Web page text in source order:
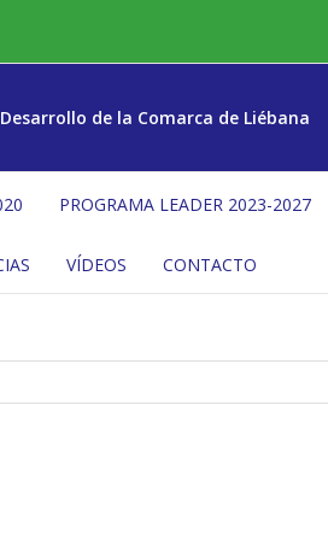
de la Comarca de Liébana
PROGRAMA LEADER 2023-2027
VÍDEOS CONTACTO